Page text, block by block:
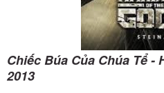
Chiếc Búa Của Chúa Tể -
2013